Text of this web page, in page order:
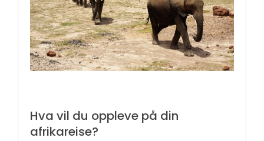
Hva vil du oppleve på din
afrikareise?